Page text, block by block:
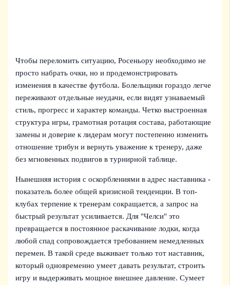
Чтобы переломить ситуацию, Росеньору необходимо не
просто набрать очки, но и продемонстрировать
изменения в качестве футбола. Болельщики гораздо легче
переживают отдельные неудачи, если видят узнаваемый
стиль, прогресс и характер команды. Четко выстроенная
структура игры, грамотная ротация состава, работающие
замены и доверие к лидерам могут постепенно изменить
отношение трибун и вернуть уважение к тренеру, даже
без мгновенных подвигов в турнирной таблице.
Нынешняя история с оскорблениями в адрес наставника -
показатель более общей кризисной тенденции. В топ-
клубах терпение к тренерам сокращается, а запрос на
быстрый результат усиливается. Для "Челси" это
превращается в постоянное раскачивание лодки, когда
любой спад сопровождается требованием немедленных
перемен. В такой среде выживает только тот наставник,
который одновременно умеет давать результат, строить
игру и выдерживать мощное внешнее давление. Сумеет